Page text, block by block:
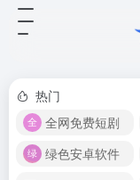
热门
全网免费短剧
绿色安卓软件